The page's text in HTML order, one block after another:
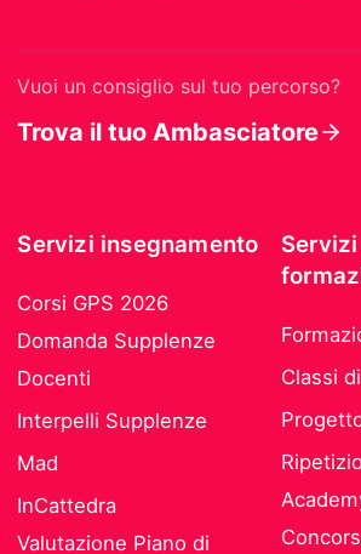
Vuoi un consiglio sul tuo percorso?
Trova il tuo Ambasciatore
Servizi insegnamento
Corsi GPS 2026
Domanda Supplenze
Docenti
Interpelli Supplenze
Mad
InCattedra
Valutazione Piano di
Classi